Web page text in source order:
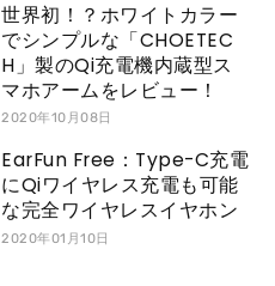
世界初！？ホワイトカラー
でシンプルな「CHOETEC
H」製のQi充電機内蔵型ス
マホアームをレビュー！
2020年10月08日
EarFun Free：Type-C充電
にQiワイヤレス充電も可能
な完全ワイヤレスイヤホン
2020年01月10日